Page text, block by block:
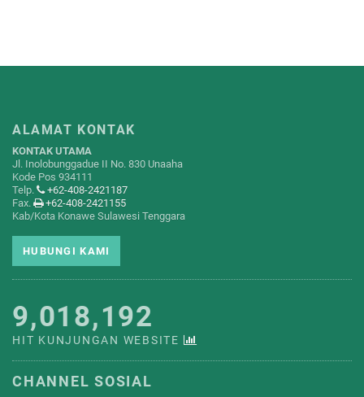
ALAMAT KONTAK
KONTAK UTAMA
Jl. Inolobunggadue II No. 830 Unaaha
Kode Pos 934111
Telp.
+62-408-2421187
Fax.
+62-408-2421155
Kab/Kota Konawe Sulawesi Tenggara
HUBUNGI KAMI
9,018,192
HIT KUNJUNGAN WEBSITE
CHANNEL SOSIAL